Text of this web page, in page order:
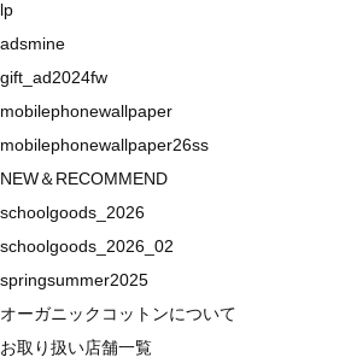
lp
adsmine
gift_ad2024fw
mobilephonewallpaper
mobilephonewallpaper26ss
NEW＆RECOMMEND
schoolgoods_2026
schoolgoods_2026_02
springsummer2025
オーガニックコットンについて
お取り扱い店舗一覧